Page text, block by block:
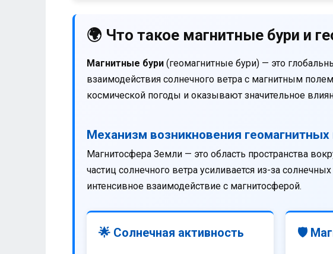
🌍 Что такое магнитные бури и
Магнитные бури (геомагнитные бури) — это
взаимодействия солнечного ветра с магнитным
космической погоды и оказывают значительное
Механизм возникновения
Магнитосфера Земли — это область пространства
частиц солнечного ветра усиливается из-за
интенсивное взаимодействие с магнитосферой.
🌟 Солнечная активность 🛡️